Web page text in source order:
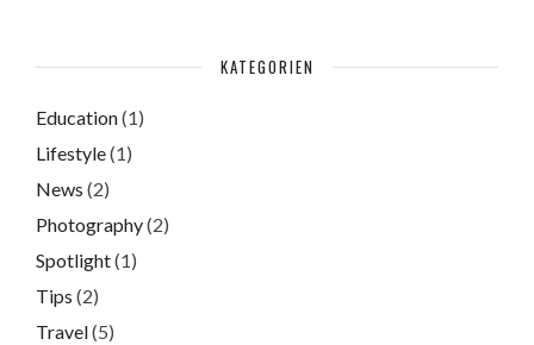
KATEGORIEN
Education(1)
Lifestyle(1)
News (2)
Photography(2)
Spotlight(1)
Tips (2)
Travel(5)